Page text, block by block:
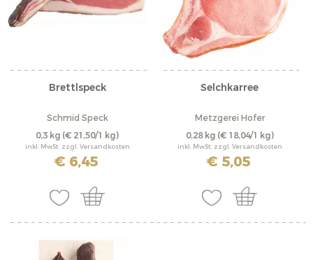
Brettlspeck
Schmid Speck
0,3 kg (€ 21,50/1 kg)
inkl. MwSt. zzgl. Versandkosten
€ 6,45
Selchkarree
Metzgerei Hofer
0,28 kg (€ 18,04/1 kg)
inkl. MwSt. zzgl. Versandkosten
€ 5,05